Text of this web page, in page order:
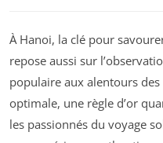
À Hanoi, la clé pour
repose aussi sur
populaire aux alentours
optimale, une règle d’or
les passionnés du voyage